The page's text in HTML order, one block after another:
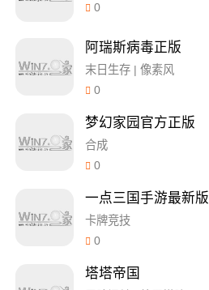
0
阿瑞斯病毒正版
末日生存 | 像素风
0
梦幻家园官方正版
合成
0
一点三国手游最新版
卡牌竞技
0
塔塔帝国